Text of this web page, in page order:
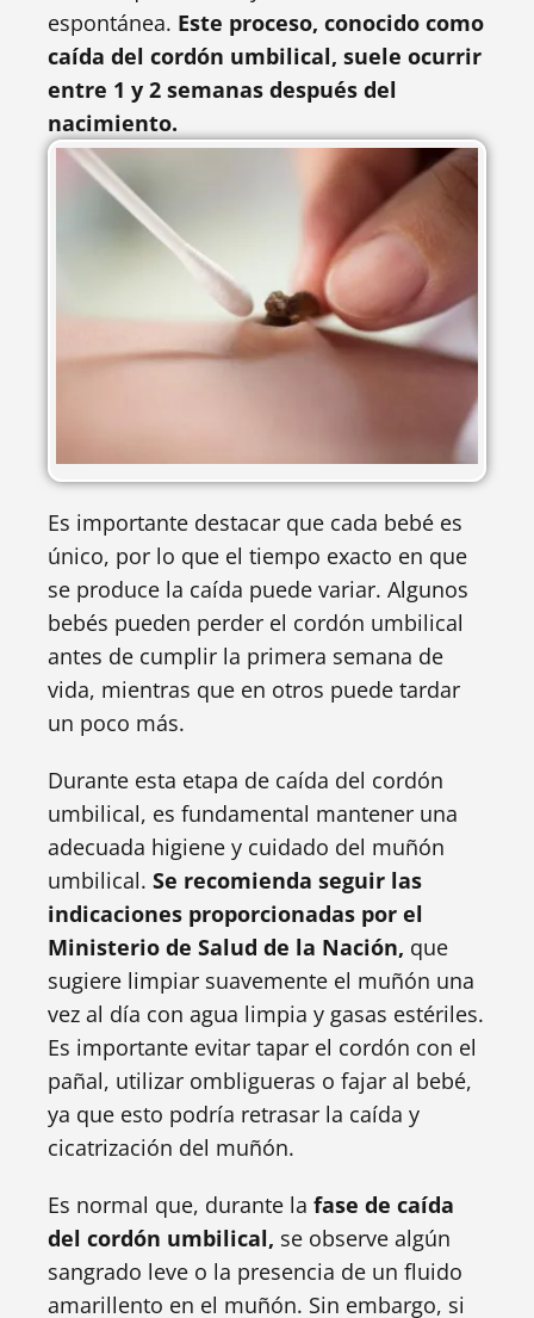
espontánea. Este proceso, conocido como
caída del cordón umbilical, suele ocurrir
entre 1 y 2 semanas después del
nacimiento.
Es importante destacar que cada bebé es
único, por lo que el tiempo exacto en que
se produce la caída puede variar. Algunos
bebés pueden perder el cordón umbilical
antes de cumplir la primera semana de
vida, mientras que en otros puede tardar
un poco más.
Durante esta etapa de caída del cordón
umbilical, es fundamental mantener una
adecuada higiene y cuidado del muñón
umbilical. Se recomienda seguir las
indicaciones proporcionadas por el
Ministerio de Salud de la Nación, que
sugiere limpiar suavemente el muñón una
vez al día con agua limpia y gasas estériles.
Es importante evitar tapar el cordón con el
pañal, utilizar ombligueras o fajar al bebé,
ya que esto podría retrasar la caída y
cicatrización del muñón.
Es normal que, durante la fase de caída
del cordón umbilical, se observe algún
sangrado leve o la presencia de un fluido
amarillento en el muñón. Sin embargo, si